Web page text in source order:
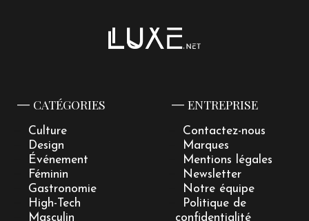
CATÉGORIES
Culture
Design
Événement
Féminin
Gastronomie
High-Tech
Masculin
ENTREPRISE
Contactez-nous
Marques
Mentions légales
Newsletter
Notre équipe
Politique de
confidentialité